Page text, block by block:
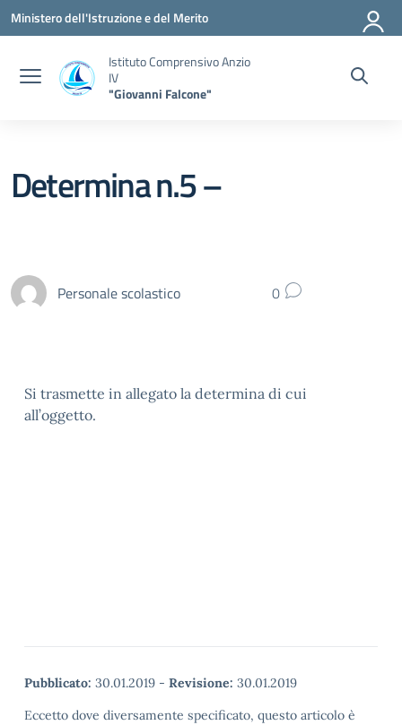
Vai ai contenuti
Vai al menu di navigazione
Vai al footer
Ministero dell'Istruzione e del Merito
Istituto Comprensivo Anzio
IV
"Giovanni Falcone"
Determina n.5 –
Personale scolastico 0
Si trasmette in allegato la determina di cui
all’oggetto.
Pubblicato: 30.01.2019 - Revisione: 30.01.2019
Eccetto dove diversamente specificato, questo articolo è